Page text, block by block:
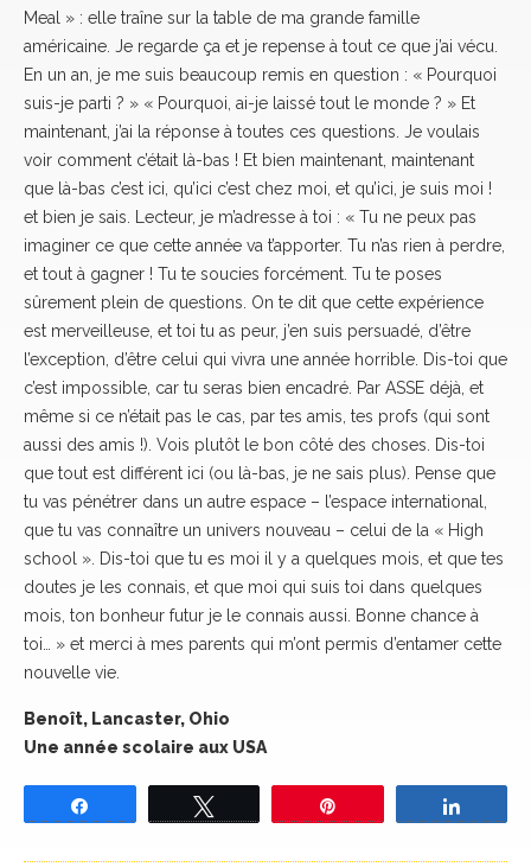
Meal » : elle traîne sur la table de ma grande famille
américaine. Je regarde ça et je repense à tout ce que j’ai vécu.
En un an, je me suis beaucoup remis en question : « Pourquoi
suis-je parti ? » « Pourquoi, ai-je laissé tout le monde ? » Et
maintenant, j’ai la réponse à toutes ces questions. Je voulais
voir comment c’était là-bas ! Et bien maintenant, maintenant
que là-bas c’est ici, qu’ici c’est chez moi, et qu’ici, je suis moi !
et bien je sais. Lecteur, je m’adresse à toi : « Tu ne peux pas
imaginer ce que cette année va t’apporter. Tu n’as rien à perdre,
et tout à gagner ! Tu te soucies forcément. Tu te poses
sûrement plein de questions. On te dit que cette expérience
est merveilleuse, et toi tu as peur, j’en suis persuadé, d’être
l’exception, d’être celui qui vivra une année horrible. Dis-toi que
c’est impossible, car tu seras bien encadré. Par ASSE déjà, et
même si ce n’était pas le cas, par tes amis, tes profs (qui sont
aussi des amis !). Vois plutôt le bon côté des choses. Dis-toi
que tout est différent ici (ou là-bas, je ne sais plus). Pense que
tu vas pénétrer dans un autre espace – l’espace international,
que tu vas connaître un univers nouveau – celui de la « High
school ». Dis-toi que tu es moi il y a quelques mois, et que tes
doutes je les connais, et que moi qui suis toi dans quelques
mois, ton bonheur futur je le connais aussi. Bonne chance à
toi… » et merci à mes parents qui m’ont permis d’entamer cette
nouvelle vie.
Benoît, Lancaster, Ohio
Une année scolaire aux USA